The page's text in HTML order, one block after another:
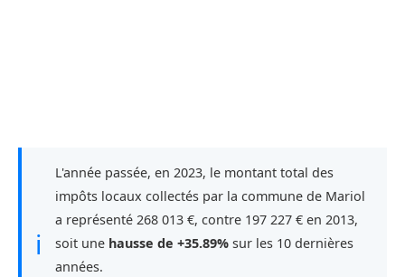
ℹ
L'année passée, en 2023, le montant total des
impôts locaux collectés par la commune de Mariol
a représenté 268 013 €, contre 197 227 € en 2013,
soit une hausse de +35.89% sur les 10 dernières
années.